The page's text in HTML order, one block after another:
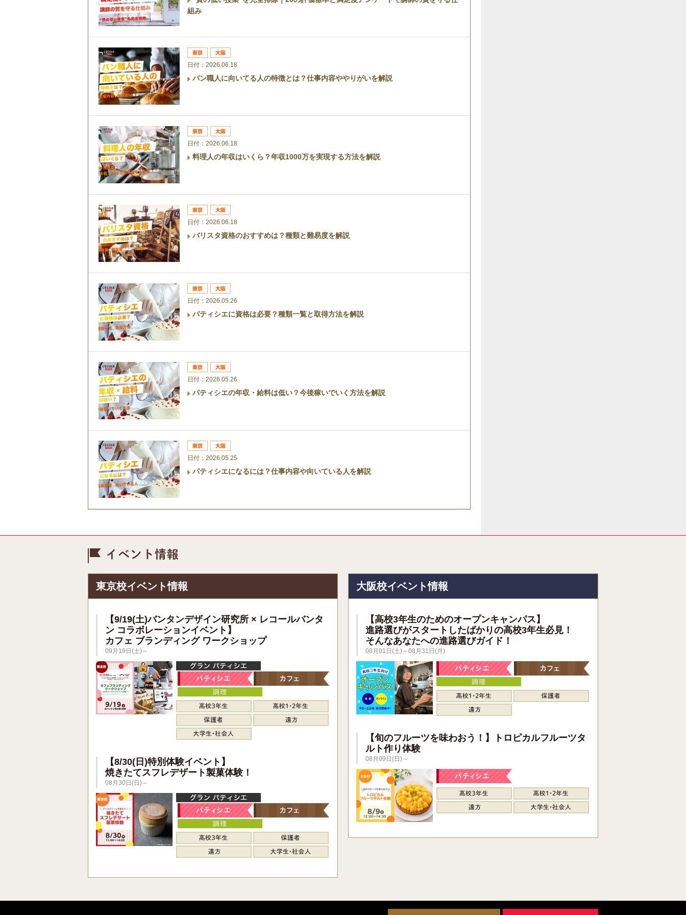
組み
日付：2026.06.18
パン職人に向いてる人の特徴とは？仕事内容ややりがいを解説
日付：2026.06.18
料理人の年収はいくら？年収1000万を実現する方法を解説
日付：2026.06.18
バリスタ資格のおすすめは？種類と難易度を解説
日付：2026.05.26
パティシエに資格は必要？種類一覧と取得方法を解説
日付：2026.05.26
パティシエの年収・給料は低い？今後稼いでいく方法を解説
日付：2026.05.25
パティシエになるには？仕事内容や向いている人を解説
東京校イベント情報
【9/19(土)バンタンデザイン研究所 × レコールバンタ
ン コラボレーションイベント】
カフェ ブランディング ワークショップ
09月19日(土)～
【8/30(日)特別体験イベント】
焼きたてスフレデザート製菓体験！
08月30日(日)～
大阪校イベント情報
【高校3年生のためのオープンキャンパス】
進路選びがスタートしたばかりの高校3年生必見！
そんなあなたへの進路選びガイド！
08月01日(土)～08月31日(月)
【旬のフルーツを味わおう！】トロピカルフルーツタ
ルト作り体験
08月09日(日)～